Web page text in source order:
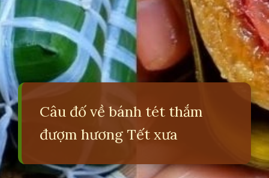
Câu đố về bánh tét thắm
đượm hương Tết xưa